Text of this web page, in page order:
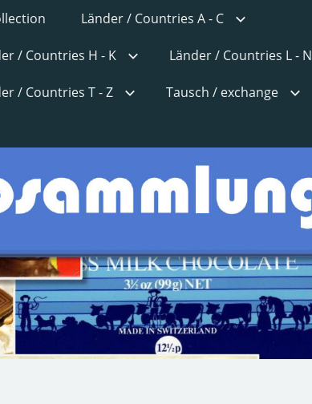
Länder / Countries A - C
/ Countries H - K Länder / Countries L - N
/ Countries T - Z Tausch / exchange